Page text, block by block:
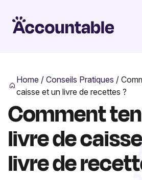
Home / Conseils Pratiques /
caisse et un livre de recettes ?
Comment
livre de
livre de